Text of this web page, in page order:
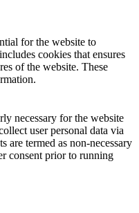
for the website to
cookies that ensures
of the website. These
necessary for the website
user personal data via
are termed as non-necessary
consent prior to running